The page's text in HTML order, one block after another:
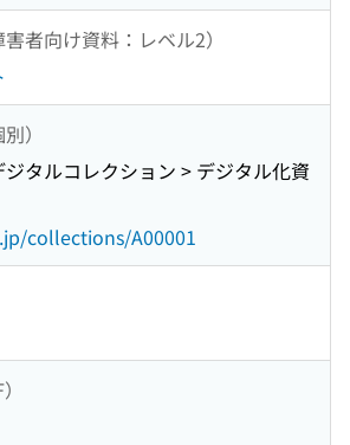
者向け資料：レベル2）
）
タルコレクション > デジタル化資
collections/A00001